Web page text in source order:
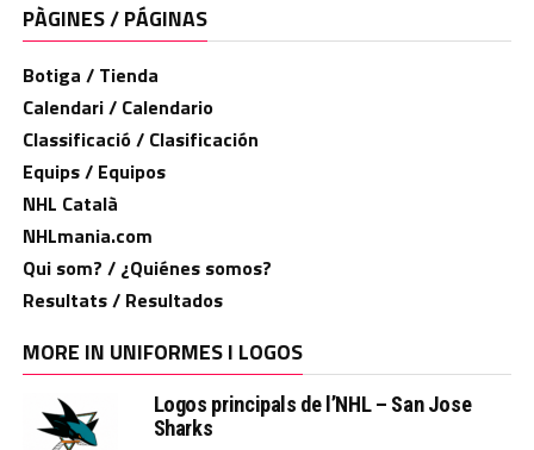
PÀGINES / PÁGINAS
Botiga / Tienda
Calendari / Calendario
Classificació / Clasificación
Equips / Equipos
NHL Català
NHLmania.com
Qui som? / ¿Quiénes somos?
Resultats / Resultados
MORE IN UNIFORMES I LOGOS
Logos principals de l’NHL – San Jose
Sharks